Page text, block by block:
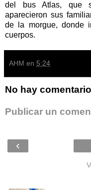
del bus Atlas, que
aparecieron sus
de la morgue, donde
cuerpos.
AHM en 5:24
No hay
Publicar un
‹